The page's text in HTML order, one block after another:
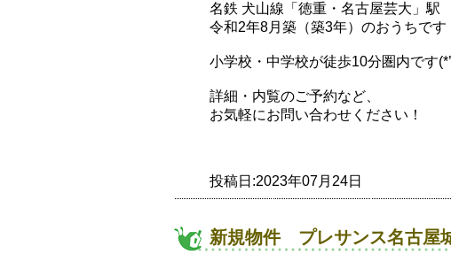
名鉄 犬山線「徳重・名古屋芸大」
令和2年8月築（築3年）のおうちです
小学校・中学校が徒歩10分圏内です
詳細・内覧のご予約など、
お気軽にお問い合わせください！
投稿日:2023年07月24日
新規物件 プレサンス名古屋